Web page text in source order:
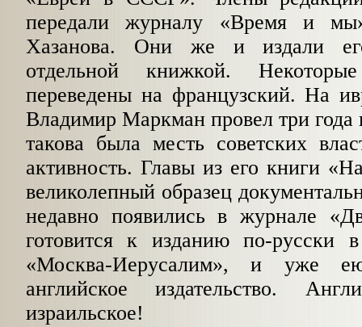
передали журналу «Время и
Хазанова. Они же и издали
отдельной книжкой.
переведены на французский. На
Владимир Маркман провел три года
такова была месть советских
активность. Главы из его книги
великолепный образец
недавно появились в журнале
готовится к изданию по-русски в
«Моск­ва-Иерусалим», и уже ею
английское издатель­ство.
израильское!